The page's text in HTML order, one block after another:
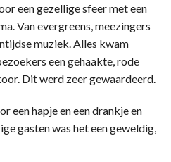
een gezellige sfeer met een
Van evergreens, meezingers
muziek. Alles kwam
een gehaakte, rode
Dit werd zeer gewaardeerd.
een hapje en een drankje en
gasten was het een geweldig,